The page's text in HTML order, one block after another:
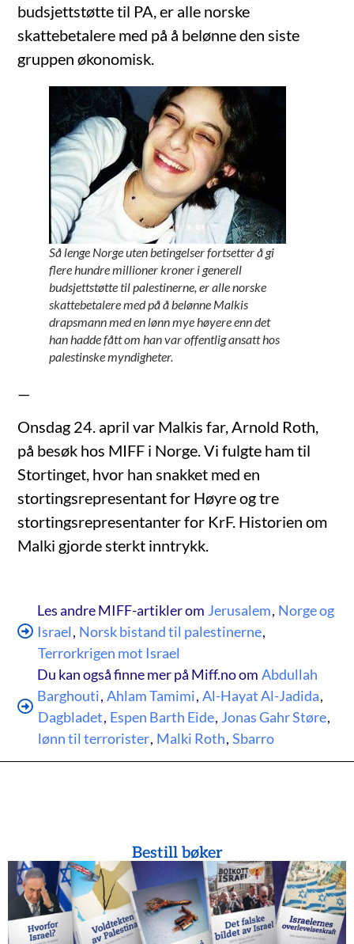
budsjettstøtte til PA, er alle norske
skattebetalere med på å belønne den siste
gruppen økonomisk.
Så lenge Norge uten betingelser fortsetter å gi
flere hundre millioner kroner i generell
budsjettstøtte til palestinerne, er alle norske
skattebetalere med på å belønne Malkis
drapsmann med en lønn mye høyere enn det
han hadde fått om han var offentlig ansatt hos
palestinske myndigheter.
—
Onsdag 24. april var Malkis far, Arnold Roth,
på besøk hos MIFF i Norge. Vi fulgte ham til
Stortinget, hvor han snakket med en
stortingsrepresentant for Høyre og tre
stortingsrepresentanter for KrF. Historien om
Malki gjorde sterkt inntrykk.
Les andre MIFF-artikler om Jerusalem, Norge og
Israel, Norsk bistand til palestinerne,
Terrorkrigen mot Israel
Du kan også finne mer på Miff.no om Abdullah
Barghouti, Ahlam Tamimi, Al-Hayat Al-Jadida,
Dagbladet, Espen Barth Eide, Jonas Gahr Støre,
lønn til terrorister, Malki Roth, Sbarro
Bestill bøker